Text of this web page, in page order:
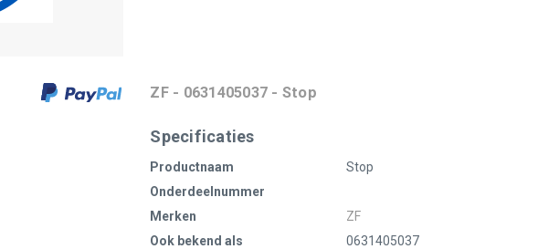
ZF - 0631405037 - Stop
Specificaties
Productnaam
Stop
Onderdeelnummer
Merken
ZF
Ook bekend als
0631405037